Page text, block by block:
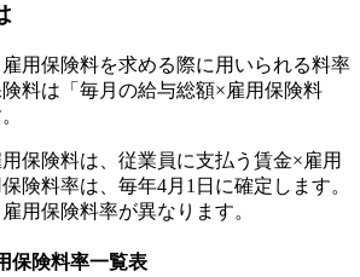
用保険料を求める際に用いられる料率
料は「毎月の給与総額×雇用保険料
保険料は、従業員に支払う賃金×雇用
険料率は、毎年4月1日に確定します。
用保険料率が異なります。
保険料率一覧表